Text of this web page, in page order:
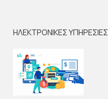
ΗΛΕΚΤΡΟΝΙΚΕΣ ΥΠΗΡΕΣΙΕΣ